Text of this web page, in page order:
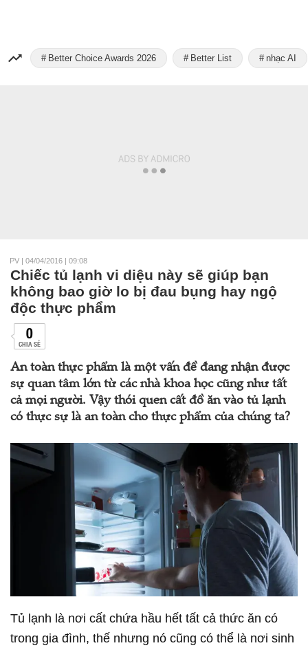
Better Choice Awards 2026 Better List nhạc AI
PV | 04/04/2016 | 09:08
Chiếc tủ lạnh vi diệu này sẽ giúp bạn
không bao giờ lo bị đau bụng hay ngộ
độc thực phẩm
0
CHIA SẺ
An toàn thực phẩm là một vấn đề đang nhận được
sự quan tâm lớn từ các nhà khoa học cũng như tất
cả mọi người. Vậy thói quen cất đồ ăn vào tủ lạnh
có thực sự là an toàn cho thực phẩm của chúng ta?
Tủ lạnh là nơi cất chứa hầu hết tất cả thức ăn có
trong gia đình, thế nhưng nó cũng có thể là nơi sinh